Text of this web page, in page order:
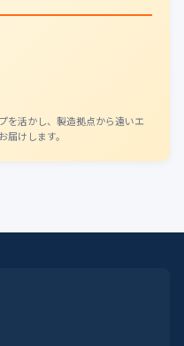
を活かし、製造拠点から遠いエ
けします。